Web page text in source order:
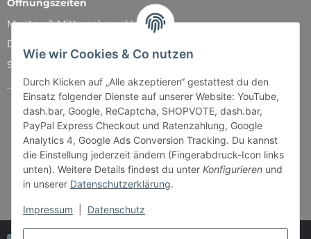
Wie wir Cookies & Co nutzen
Durch Klicken auf „Alle akzeptieren“ gestattest du den
Einsatz folgender Dienste auf unserer Website: YouTube,
dash.bar, Google, ReCaptcha, SHOPVOTE, dash.bar,
PayPal Express Checkout und Ratenzahlung, Google
Analytics 4, Google Ads Conversion Tracking. Du kannst
die Einstellung jederzeit ändern (Fingerabdruck-Icon links
unten). Weitere Details findest du unter Konfigurieren und
in unserer Datenschutzerklärung.
Impressum Datenschutz
Öffnungszeiten
Montag & Mittwoch nur Versand
Dienstag, Donnerstag und Freitag: 11:00 - 18:30 Uhr
Samstag: 11:00 - 14:00 Uhr
...und natürlich während unserer Events